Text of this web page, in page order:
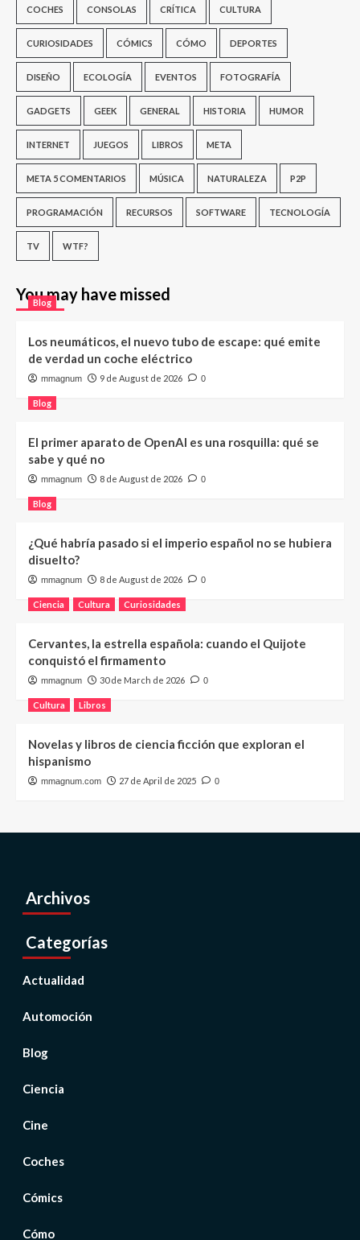
COCHES CONSOLAS CRÍTICA CULTURA
CURIOSIDADES CÓMICS CÓMO DEPORTES
DISEÑO ECOLOGÍA EVENTOS FOTOGRAFÍA
GADGETS GEEK GENERAL HISTORIA HUMOR
INTERNET JUEGOS LIBROS META
META 5 COMENTARIOS MÚSICA NATURALEZA P2P
PROGRAMACIÓN RECURSOS SOFTWARE TECNOLOGÍA
TV WTF?
You may have missed
Blog
Los neumáticos, el nuevo tubo de escape: qué emite
de verdad un coche eléctrico
mmagnum 9 de August de 2026 0
Blog
El primer aparato de OpenAI es una rosquilla: qué se
sabe y qué no
mmagnum 8 de August de 2026 0
Blog
¿Qué habría pasado si el imperio español no se hubiera
disuelto?
mmagnum 8 de August de 2026 0
Ciencia Cultura Curiosidades
Cervantes, la estrella española: cuando el Quijote
conquistó el firmamento
mmagnum 30 de March de 2026 0
Cultura Libros
Novelas y libros de ciencia ficción que exploran el
hispanismo
mmagnum.com 27 de April de 2025 0
Archivos
Categorías
Actualidad
Automoción
Blog
Ciencia
Cine
Coches
Cómics
Cómo